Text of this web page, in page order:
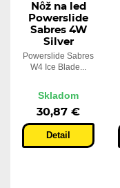
Nôž na led
Powerslide
Sabres 4W
Silver
Powerslide Sabres
W4 Ice Blade...
Skladom
30,87 €
Detail